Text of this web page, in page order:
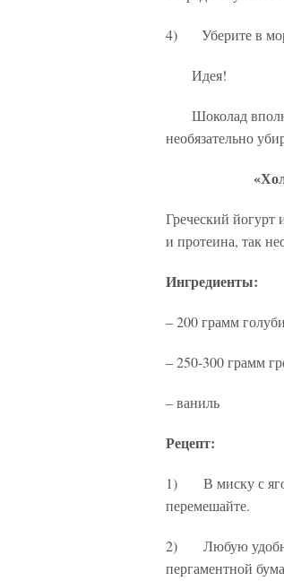
4) Уберите в
Идея!
Шоколад вполне
необязательно
Греческий йогурт
и протеина, так
Ингредиенты:
– 200 грамм
– 250-300 грамм
– ваниль
Рецепт:
1) В миску с
перемешайте.
2) Любую
пергаментной